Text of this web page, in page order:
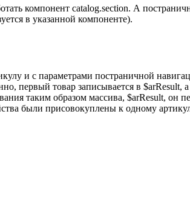
компонент catalog.section. А
в указанной компоненте).
и с параметрами постраничной
первый товар записывается в
таким образом массива, $arResult, он
были присовокуплены к одному